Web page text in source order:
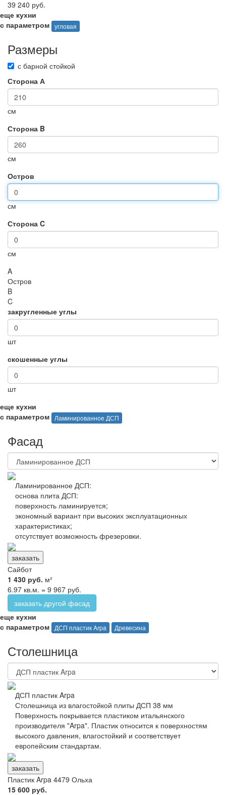
39 240 руб.
еще кухни
с параметром угловая
Размеры
с барной стойкой
Сторона А
см
Сторона B
см
Остров
см
Сторона C
см
A
Остров
B
C
закругленные углы
шт
скошенные углы
шт
еще кухни
с параметром
Ламинированное ДСП
Фасад
Ламинированное ДСП:
основа плита ДСП:
поверхность ламинируется;
экономный вариант при высоких эксплуатационных
характеристиках;
отсутствует возможность фрезеровки.
заказать
Сайбот
1 430 руб. м²
6.97 кв.м. = 9 967 руб.
заказать другой фасад
еще кухни
с параметром ДСП пластик Arpa Древесина
Столешница
ДСП пластик Arpa
Столешница из влагостойкой плиты ДСП 38 мм
Поверхность покрывается пластиком итальянского
производителя "Arpa". Пластик относится к поверхностям
высокого давления, влагостойкий и соответствует
европейским стандартам.
заказать
Пластик Arpa 4479 Ольха
15 600 руб.